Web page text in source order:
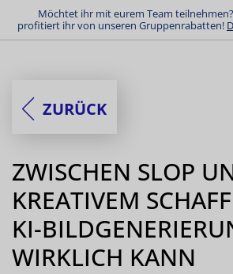
Möchtet ihr mit eurem Team
profitiert ihr von unseren Gruppenrabatten!
ZURÜCK
ZWISCHEN SLOP
KREATIVEM
KI-
WIRKLICH KANN